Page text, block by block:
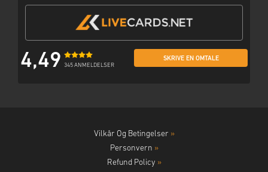
4,49 345 ANMELDELSER
SKRIVE EN OMTALE
Vilkår Og Betingelser »
Personvern »
Refund Policy »